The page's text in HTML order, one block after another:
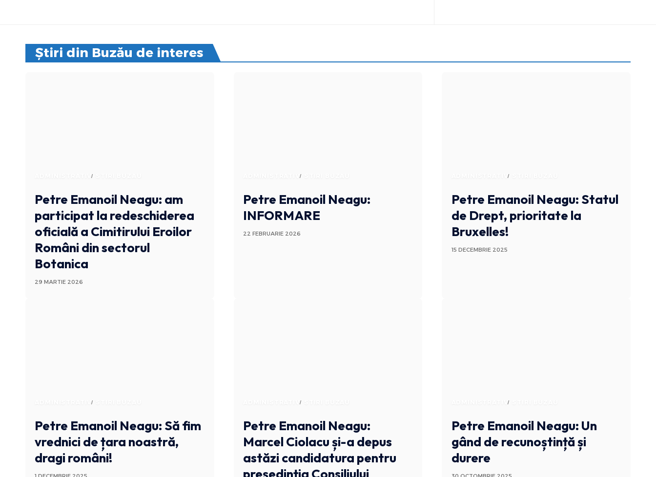
Știri din Buzău de interes
ADMINISTRATIV
Petre Emanoil Neagu: am
participat la redeschiderea
oficială a Cimitirului Eroilor
Români din sectorul
Botanica
29 MARTIE 2026
ADMINISTRATIV
Petre Emanoil Neagu:
INFORMARE
22 FEBRUARIE 2026
ADMINISTRATIV
Petre Emanoil Neagu: Statul
de Drept, prioritate la
Bruxelles!
15 DECEMBRIE 2025
ADMINISTRATIV
Petre Emanoil Neagu: Să fim
vrednici de țara noastră,
dragi români!
ADMINISTRATIV
Petre Emanoil Neagu:
Marcel Ciolacu și-a depus
astăzi candidatura pentru
președinția Consiliului
ADMINISTRATIV
Petre Emanoil Neagu: Un
gând de recunoștință și
durere